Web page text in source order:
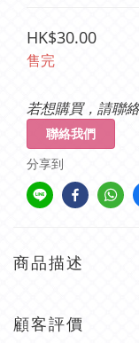
HK$30.00
售完
若想購買，請聯絡
聯絡我們
分享到
商品描述
顧客評價